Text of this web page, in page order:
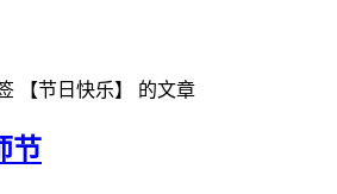
【节日快乐】 的文章
节